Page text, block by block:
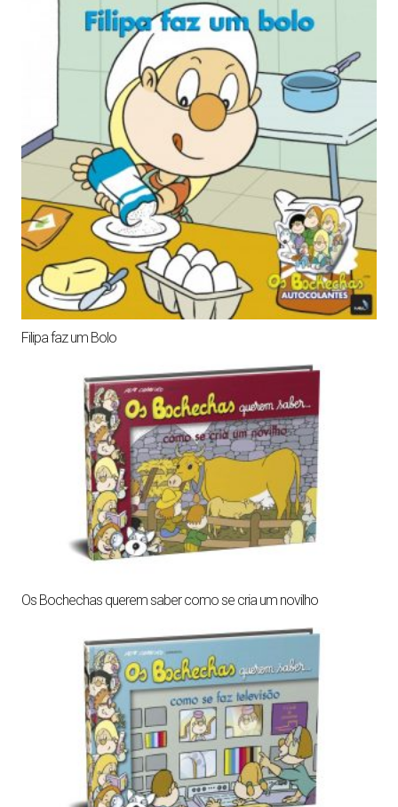
Filipa faz um Bolo
Os Bochechas querem saber como se cria um novilho